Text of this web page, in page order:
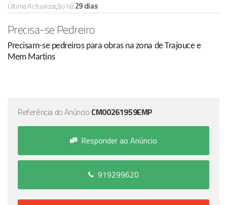
Última Actualização há29 dias
Precisa-se Pedreiro
Precisam-se pedreiros para obras na zona de Trajouce e
Mem Martins
Referência do Anúncio CM00261959EMP
Responder ao Anúncio
919299620